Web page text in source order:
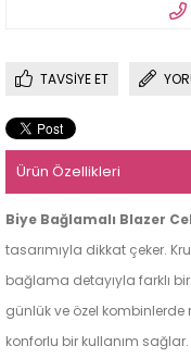
TAVSIYE ET
Ürün Özellikleri
Biye Bağlamalı Blazer
tasarımıyla dikkat çeker.
bağlama detayıyla farklı
günlük ve özel kombinlerde
konforlu bir kullanım sağlar.